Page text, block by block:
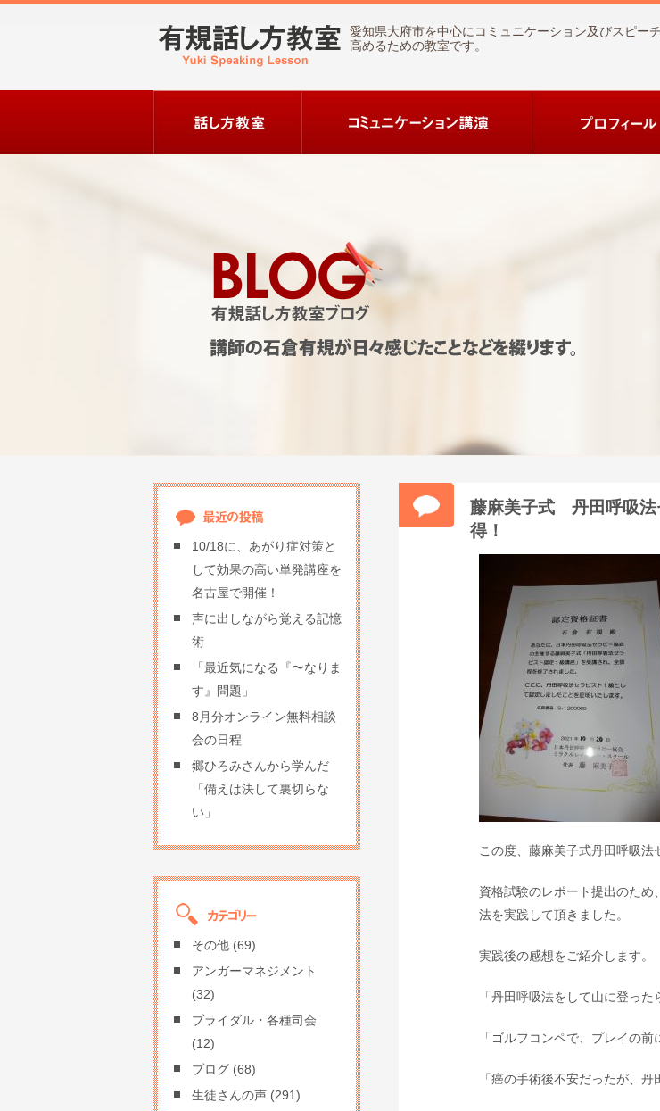
愛知県大府市を中心にコミュニケーション及びスピー
高めるための教室です。
藤麻美子式 丹田呼吸法
得！
この度、藤麻美子式丹田呼吸法
資格試験のレポート提出のため
法を実践して頂きました。
実践後の感想をご紹介します。
「丹田呼吸法をして山に登った
「ゴルフコンペで、プレイの
「癌の手術後不安だったが、
10/18に、あがり症対策と
して効果の高い単発講座を
名古屋で開催！
声に出しながら覚える記憶
術
「最近気になる『〜なりま
す』問題」
8月分オンライン無料相談
会の日程
郷ひろみさんから学んだ
「備えは決して裏切らな
い」
その他 (69)
アンガーマネジメント
(32)
ブライダル・各種司会
(12)
ブログ (68)
生徒さんの声 (291)